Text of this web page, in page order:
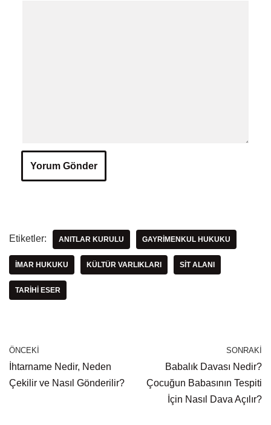
Etiketler: ANITLAR KURULU GAYRIMENKUL HUKUKU
İMAR HUKUKU KÜLTÜR VARLIKLARI SIT ALANI
TARIHI ESER
ÖNCEKI
İhtarname Nedir, Neden
Çekilir ve Nasıl Gönderilir?
SONRAKI
Babalık Davası Nedir?
Çocuğun Babasının Tespiti
İçin Nasıl Dava Açılır?